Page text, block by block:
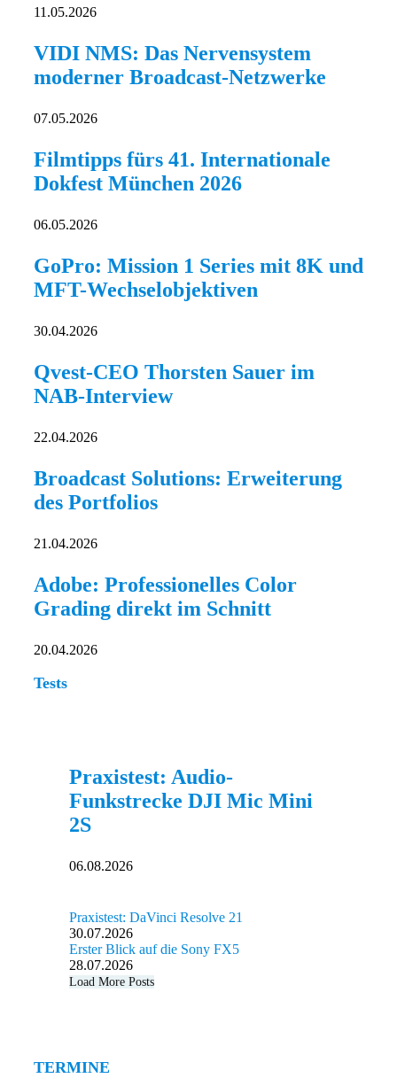
11.05.2026
VIDI NMS: Das Nervensystem
moderner Broadcast-Netzwerke
07.05.2026
Filmtipps fürs 41. Internationale
Dokfest München 2026
06.05.2026
GoPro: Mission 1 Series mit 8K und
MFT-Wechselobjektiven
30.04.2026
Qvest-CEO Thorsten Sauer im
NAB-Interview
22.04.2026
Broadcast Solutions: Erweiterung
des Portfolios
21.04.2026
Adobe: Professionelles Color
Grading direkt im Schnitt
20.04.2026
Tests
Praxistest: Audio-
Funkstrecke DJI Mic Mini
2S
06.08.2026
Praxistest: DaVinci Resolve 21
30.07.2026
Erster Blick auf die Sony FX5
28.07.2026
Load More Posts
TERMINE